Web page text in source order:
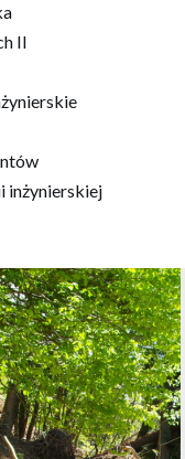
II
inżynierskiej